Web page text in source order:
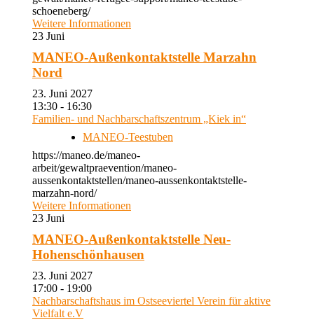
schoeneberg/
Weitere Informationen
23 Juni
MANEO-Außenkontaktstelle Marzahn
Nord
23. Juni 2027
13:30 - 16:30
Familien- und Nachbarschaftszentrum „Kiek in“
MANEO-Teestuben
https://maneo.de/maneo-
arbeit/gewaltpraevention/maneo-
aussenkontaktstellen/maneo-aussenkontaktstelle-
marzahn-nord/
Weitere Informationen
23 Juni
MANEO-Außenkontaktstelle Neu-
Hohenschönhausen
23. Juni 2027
17:00 - 19:00
Nachbarschaftshaus im Ostseeviertel Verein für aktive
Vielfalt e.V